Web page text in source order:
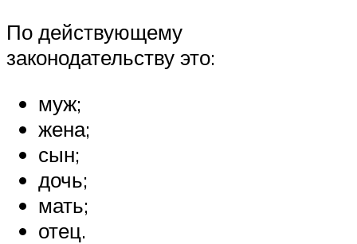
По действующему
законодательству это:
муж;
жена;
сын;
дочь;
мать;
отец.